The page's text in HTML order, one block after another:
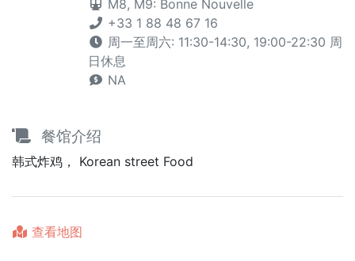
M8, M9: Bonne Nouvelle
+33 1 88 48 67 16
周一至周六: 11:30-14:30, 19:00-22:30 周
日休息
NA
餐馆介绍
韩式炸鸡， Korean street Food
查看地图